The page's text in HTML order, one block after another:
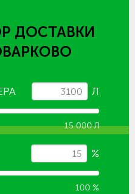
ДОСТАВКИ
Л
15 000 Л
%
100 %